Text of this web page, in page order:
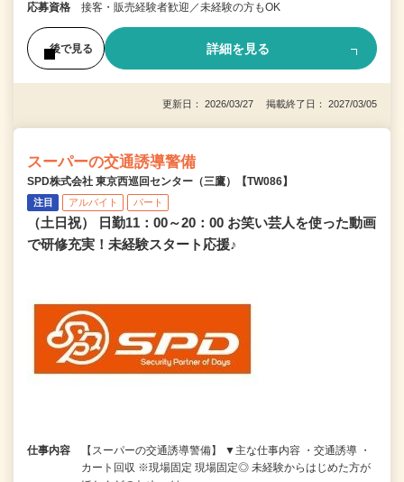
応募資格 接客・販売経験者歓迎／未経験の方もOK
後で見る 詳細を見る
更新日： 2026/03/27 掲載終了日： 2027/03/05
スーパーの交通誘導警備
SPD株式会社 東京西巡回センター（三鷹）【TW086】
注目 アルバイト パート
（土日祝） 日勤11：00～20：00 お笑い芸人を使った動画
で研修充実！未経験スタート応援♪
仕事内容
【スーパーの交通誘導警備】 ▼主な仕事内容 ・交通誘導 ・
カート回収 ※現場固定 現場固定◎ 未経験からはじめた方が